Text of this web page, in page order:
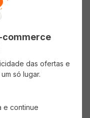
avaliação.
commerce
das ofertas e
só lugar.
e continue